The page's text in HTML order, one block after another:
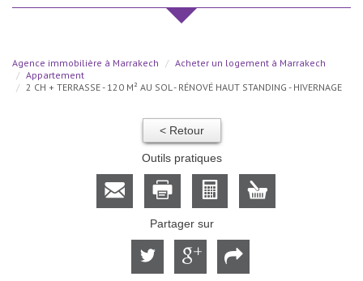
Agence immobilière à Marrakech
Acheter un logement à Marrakech
Appartement
2 CH + TERRASSE - 120 M² AU SOL - RÉNOVÉ HAUT STANDING - HIVERNAGE
< Retour
Outils pratiques
Partager sur